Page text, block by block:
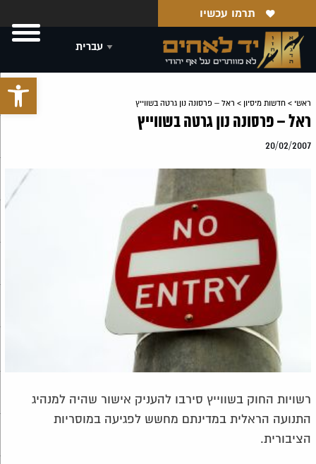
פתח
תרמו עכשיו
ראשי > חדשות מיסיון > ראל – פרסונה נון גרטה בשווייץ
ראל – פרסונה נון גרטה בשווייץ
20/02/2007
רשויות החוק בשווייץ סירבו להעניק אישור שהיה למנהיג
התנועה הראלית במדינתם מחשש לפגיעה במוסריות
הציבורית.